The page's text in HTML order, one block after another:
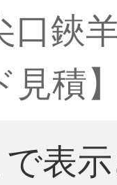
口鋏
積】
表